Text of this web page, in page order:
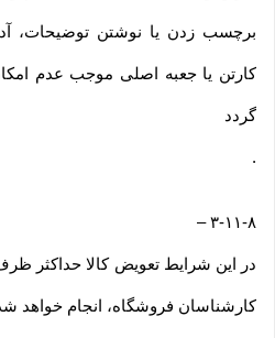
برچسب زدن یا نوشتن توضیحات،
کارتن یا جعبه اصلی موجب عدم
گردد
.
۳-۱۱-۸–
کارشناسان فروشگاه، انجام خواهد